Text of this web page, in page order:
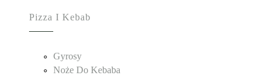
Pizza I Kebab
Gyrosy
Noże Do Kebaba